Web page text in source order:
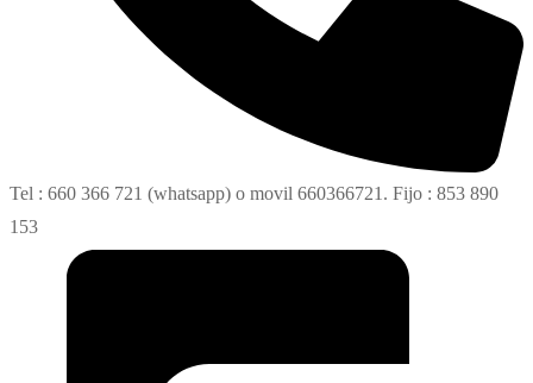
Tel : 660 366 721 (whatsapp) o movil 660366721. Fijo : 853 890
153